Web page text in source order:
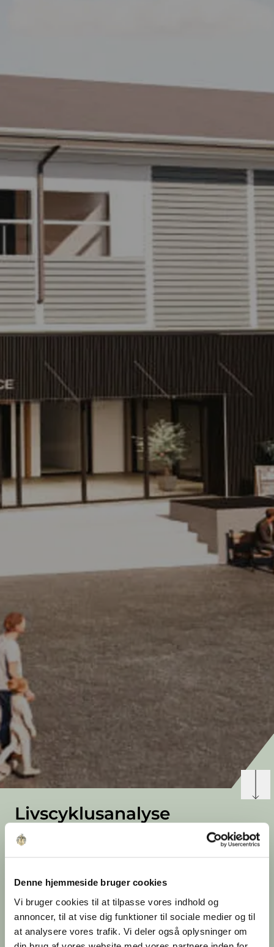
Denne hjemmeside bruger cookies
Vi bruger cookies til at tilpasse vores indhold og
annoncer, til at vise dig funktioner til sociale medier og til
at analysere vores trafik. Vi deler også oplysninger om
Livscyklusanalyse
dokumenterer værdien af
bevaring
Renoveringen af den tidligere postcentral i
Ankersgade giver markant lavere
klimaudledning end nybyggeri, fordi
eksisterende konstruktioner og indlejret CO₂
videreføres.